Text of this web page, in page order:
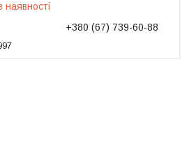
наявності
+380 (67) 739-60-88